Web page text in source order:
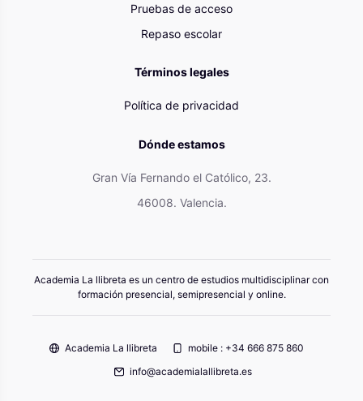
Pruebas de acceso
Repaso escolar
Términos legales
Política de privacidad
Dónde estamos
Gran Vía Fernando el Católico, 23.
46008. Valencia.
Academia La llibreta es un centro de estudios multidisciplinar con
formación presencial, semipresencial y online.
Academia La llibreta
mobile : +34 666 875 860
info@academialallibreta.es